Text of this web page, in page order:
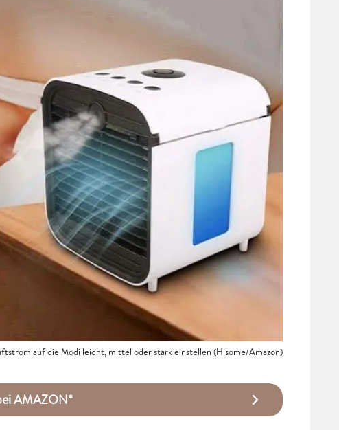
auf die Modi leicht, mittel oder stark einstellen (Hisome/Amazon)
AMAZON*